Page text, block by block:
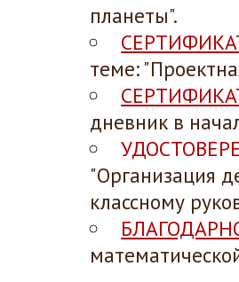
планеты".
теме:
дневник в
"Организация
классному